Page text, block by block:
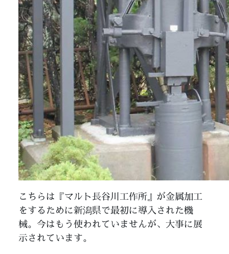
こちらは『マルト長谷川工作所』が金属加工
をするために新潟県で最初に導入された機
械。今はもう使われていませんが、大事に展
示されています。